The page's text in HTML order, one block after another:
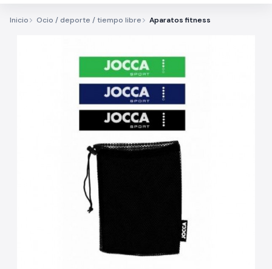
Inicio Ocio / deporte / tiempo libre Aparatos fitness